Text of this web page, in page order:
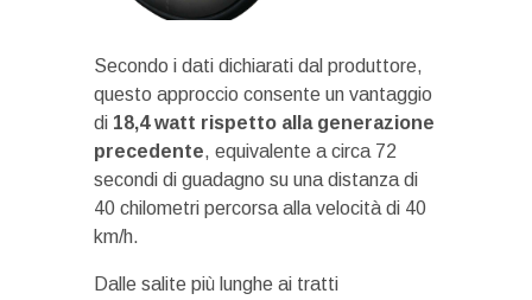
Secondo i dati dichiarati dal produttore,
questo approccio consente un vantaggio
di 18,4 watt rispetto alla generazione
precedente, equivalente a circa 72
secondi di guadagno su una distanza di
40 chilometri percorsa alla velocità di 40
km/h.
Dalle salite più lunghe ai tratti